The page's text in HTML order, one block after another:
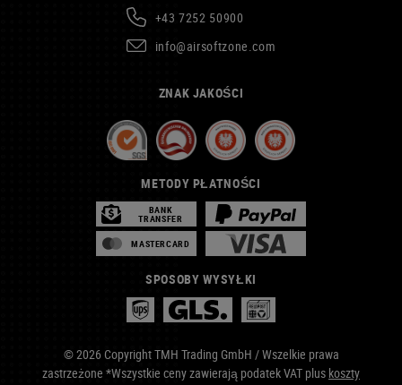
+43 7252 50900
info@airsoftzone.com
ZNAK JAKOŚCI
METODY PŁATNOŚCI
BANK
TRANSFER
MASTERCARD
SPOSOBY WYSYŁKI
© 2026 Copyright TMH Trading GmbH / Wszelkie prawa
zastrzeżone *Wszystkie ceny zawierają podatek VAT plus koszty